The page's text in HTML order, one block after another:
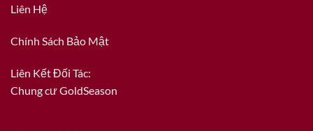
Liên Hệ
Chính Sách Bảo Mật
Liên Kết Đối Tác:
Chung cư GoldSeason